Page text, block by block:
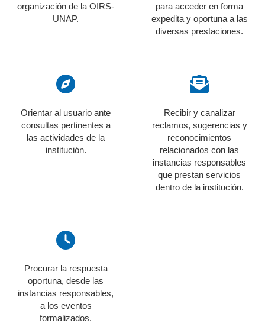
organización de la OIRS-
UNAP.
para acceder en forma
expedita y oportuna a las
diversas prestaciones.
Orientar al usuario ante
consultas pertinentes a
las actividades de la
institución.
Recibir y canalizar
reclamos, sugerencias y
reconocimientos
relacionados con las
instancias responsables
que prestan servicios
dentro de la institución.
Procurar la respuesta
oportuna, desde las
instancias responsables,
a los eventos
formalizados.